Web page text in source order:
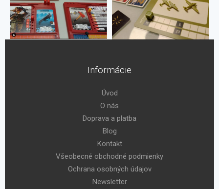
Informácie
Úvod
O nás
Doprava a platba
Blog
Kontakt
Všeobecné obchodné podmienky
Ochrana osobných údajov
Newsletter